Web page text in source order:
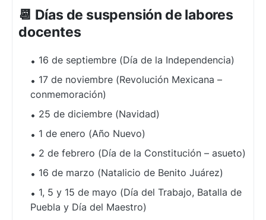
📆 Días de suspensión de labores
docentes
16 de septiembre (Día de la Independencia)
17 de noviembre (Revolución Mexicana –
conmemoración)
25 de diciembre (Navidad)
1 de enero (Año Nuevo)
2 de febrero (Día de la Constitución – asueto)
16 de marzo (Natalicio de Benito Juárez)
1, 5 y 15 de mayo (Día del Trabajo, Batalla de
Puebla y Día del Maestro)